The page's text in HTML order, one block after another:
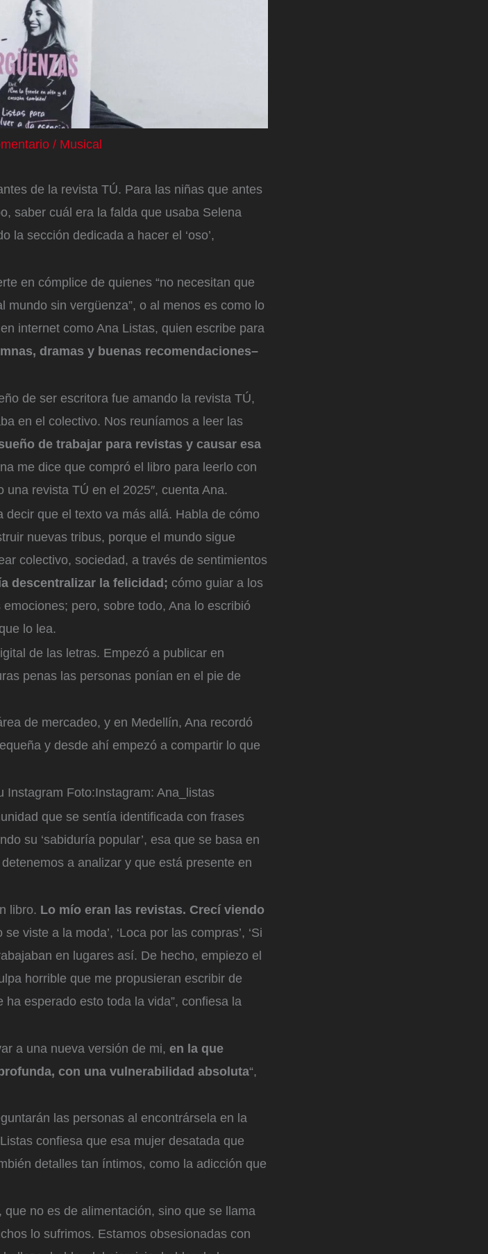
/ Musical
de la revista TÚ. Para las niñas que antes
saber cuál era la falda que usaba Selena
la sección dedicada a hacer el ‘oso’,
en cómplice de quienes “no necesitan que
mundo sin vergüenza”, o al menos es como lo
internet como Ana Listas, quien escribe para
dramas y buenas recomendaciones–
de ser escritora fue amando la revista TÚ,
en el colectivo. Nos reuníamos a leer las
de trabajar para revistas y causar esa
me dice que compró el libro para leerlo con
revista TÚ en el 2025″, cuenta Ana.
que el texto va más allá. Habla de cómo
nuevas tribus, porque el mundo sigue
colectivo, sociedad, a través de sentimientos
descentralizar la felicidad; cómo guiar a los
pero, sobre todo, Ana lo escribió
lo lea.
de las letras. Empezó a publicar en
penas las personas ponían en el pie de
de mercadeo, y en Medellín, Ana recordó
y desde ahí empezó a compartir lo que
Instagram Foto:Instagram: Ana_listas
que se sentía identificada con frases
su ‘sabiduría popular’, esa que se basa en
a analizar y que está presente en
libro. Lo mío eran las revistas. Crecí viendo
se viste a la moda’, ‘Loca por las compras’, ‘Si
en lugares así. De hecho, empiezo el
horrible que me propusieran escribir de
esperado esto toda la vida”, confiesa la
a una nueva versión de mi, en la que
con una vulnerabilidad absoluta“,
las personas al encontrársela en la
confiesa que esa mujer desatada que
detalles tan íntimos, como la adicción que
no es de alimentación, sino que se llama
lo sufrimos. Estamos obsesionadas con